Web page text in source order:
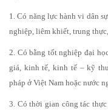
1. Có năng lực hành vi dân
nghiệp, liêm khiết, trung
2. Có bằng tốt nghiệp đại
giá, kinh tế, kinh tế – kỹ
pháp ở Việt Nam hoặc nước
3. Có thời gian công tác